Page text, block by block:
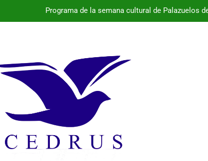
Programa de la semana cultural de Palazuelos
el segundo festival ‘Entre Teclas y Montañas’, que se va a
y Lorena García renuevan con El Cochinillo Segoviano,
Programa de la semana cultural de Palazuelos
el segundo festival ‘Entre Teclas y Montañas’, que se va a